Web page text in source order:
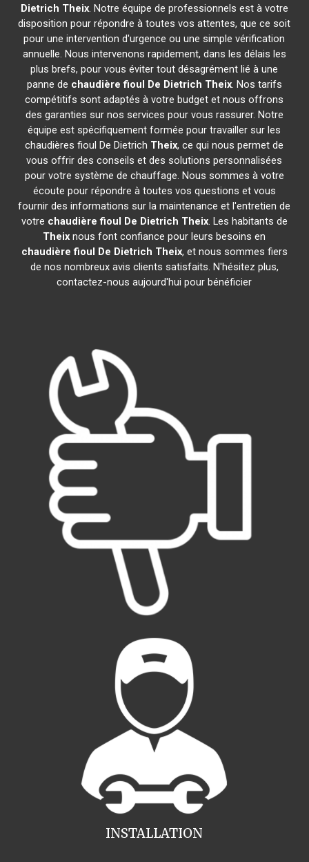
Dietrich Theix. Notre équipe de professionnels est à votre
disposition pour répondre à toutes vos attentes, que ce soit
pour une intervention d'urgence ou une simple vérification
annuelle. Nous intervenons rapidement, dans les délais les
plus brefs, pour vous éviter tout désagrément lié à une
panne de chaudière fioul De Dietrich Theix. Nos tarifs
compétitifs sont adaptés à votre budget et nous offrons
des garanties sur nos services pour vous rassurer. Notre
équipe est spécifiquement formée pour travailler sur les
chaudières fioul De Dietrich Theix, ce qui nous permet de
vous offrir des conseils et des solutions personnalisées
pour votre système de chauffage. Nous sommes à votre
écoute pour répondre à toutes vos questions et vous
fournir des informations sur la maintenance et l'entretien de
votre chaudière fioul De Dietrich Theix. Les habitants de
Theix nous font confiance pour leurs besoins en
chaudière fioul De Dietrich Theix, et nous sommes fiers
de nos nombreux avis clients satisfaits. N'hésitez plus,
contactez-nous aujourd'hui pour bénéficier
INSTALLATION